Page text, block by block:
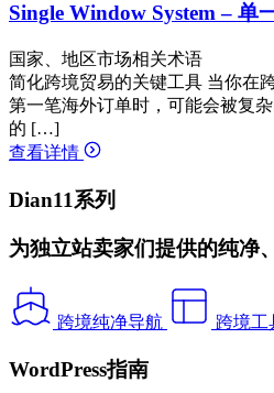
Single Window System – 单
国家、地区市场相关术语
简化跨境贸易的关键工具 当你在
第一笔海外订单时，可能会被复
的 […]
查看详情
Dian11系列
为独立站卖家们提供的纯净
跨境纯净导航 跨境工
WordPress指南